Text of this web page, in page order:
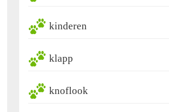
kinderen
klapp
knoflook